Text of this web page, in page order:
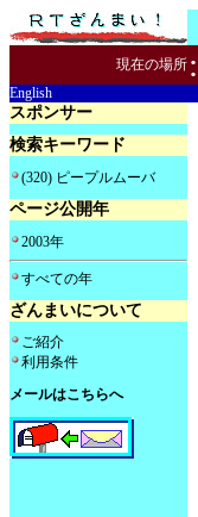
現在の場所 :
English
スポンサー
検索キーワード
(320) ピープルムーバ
ページ公開年
2003年
すべての年
ざんまいについて
ご紹介
利用条件
メールはこちらへ